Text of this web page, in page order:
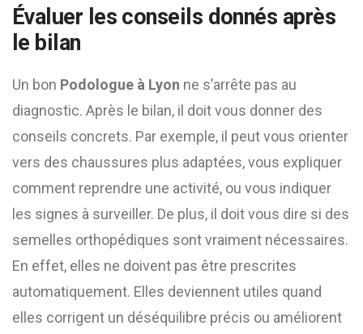
Évaluer les conseils donnés après
le bilan
Un bon Podologue à Lyon ne s’arrête pas au
diagnostic. Après le bilan, il doit vous donner des
conseils concrets. Par exemple, il peut vous orienter
vers des chaussures plus adaptées, vous expliquer
comment reprendre une activité, ou vous indiquer
les signes à surveiller. De plus, il doit vous dire si des
semelles orthopédiques sont vraiment nécessaires.
En effet, elles ne doivent pas être prescrites
automatiquement. Elles deviennent utiles quand
elles corrigent un déséquilibre précis ou améliorent